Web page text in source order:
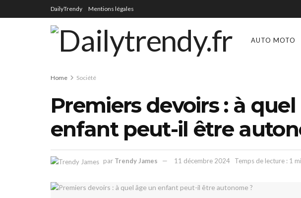
DailyTrendy Mentions légales
AUTO MOTO
Home Société
Premiers devoirs : à
enfant peut-il être
par Trendy James 11 décembre 2024 Temps de lecture : 1